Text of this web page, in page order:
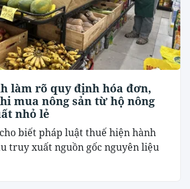
làm rõ quy định hóa đơn,
mua nông sản từ hộ nông
nhỏ lẻ
biết pháp luật thuế hiện hành
truy xuất nguồn gốc nguyên liệu